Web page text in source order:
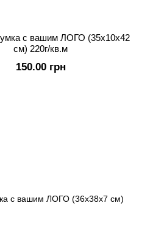
с вашим ЛОГО (35x10х42
см) 220г/кв.м
150.00 грн